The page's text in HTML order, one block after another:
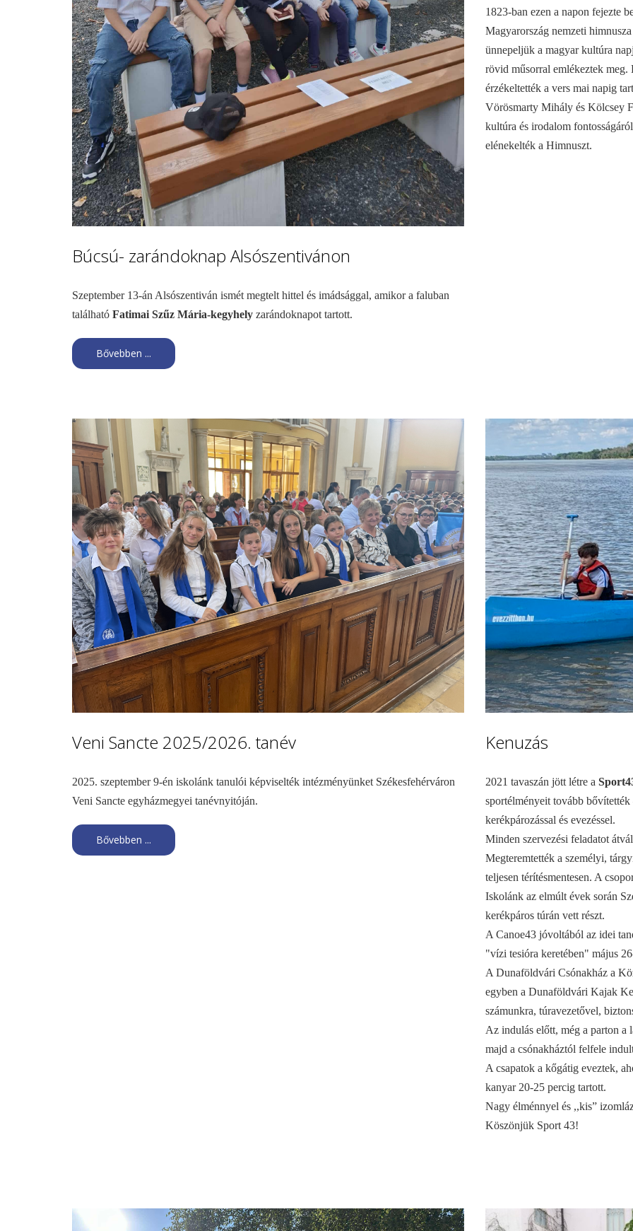
Búcsú- zarándoknap Alsószentivánon
Szeptember 13-án Alsószentiván ismét megtelt hittel és imádsággal, amikor a faluban
található Fatimai Szűz Mária-kegyhely zarándoknapot tartott.
Bővebben ...
1823-ban ezen a napon fejezte
Magyarország nemzeti
ünnepeljük a magyar kultúra
rövid műsorral emlékeztek
érzékeltették a vers mai napig
Vörösmarty Mihály és Kölcsey
kultúra és irodalom
elénekelték a Himnuszt.
Veni Sancte 2025/2026. tanév
2025. szeptember 9-én iskolánk tanulói képviselték intézményünket Székesfehérváron
Veni Sancte egyházmegyei tanévnyitóján.
Bővebben ...
Kenuzás
2021 tavaszán jött létre a
sportélményeit tovább bővítették
kerékpározással és evezéssel.
Minden szervezési feladatot
Megteremtették a személyi,
teljesen térítésmentesen. A
Iskolánk az elmúlt évek során
kerékpáros túrán vett részt.
A Canoe43 jóvoltából az idei
"vízi tesióra keretében" május
A Dunaföldvári Csónakház a
egyben a Dunaföldvári Kajak
számunkra, túravezetővel,
Az indulás előtt, még a parton a
majd a csónakháztól felfele
A csapatok a kőgátig eveztek,
kanyar 20-25 percig tartott.
Nagy élménnyel és ,,kis”
Köszönjük Sport 43!